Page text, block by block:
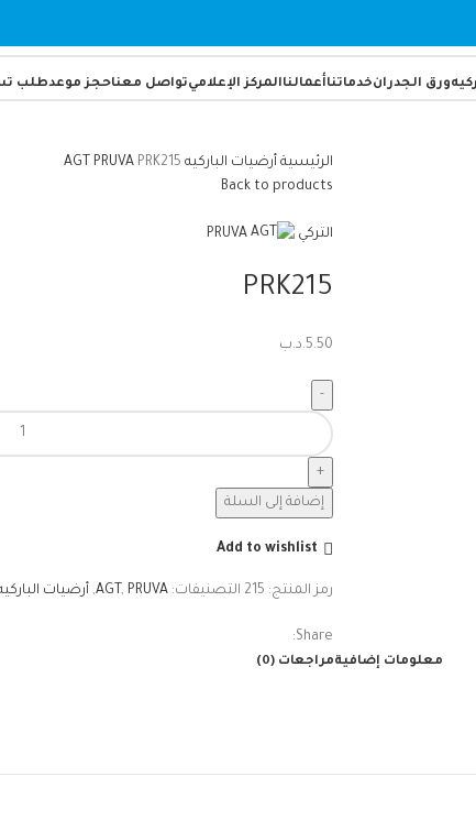
ورق الجدرانخدماتناأعمالناالمركز الإعلاميتواصل معناحجز موعدطلب
الرئيسية أرضيات الباركيه AGT PRUVA PRK215
Back to products
التركي PRUVA
PRK215
5.50.د.ب
كمية
PRK215
إضافة إلى السلة
Add to wishlist
رمز المنتج: 215 التصنيفات: AGT , PRUVA
, أرضيات
Share:
معلومات إضافيةمراجعات (0)